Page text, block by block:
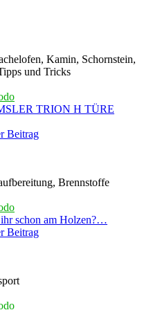
Kamin, Schornstein,
und Tricks
TRION H TÜRE
Beitrag
Brennstoffe
schon am Holzen?…
Beitrag